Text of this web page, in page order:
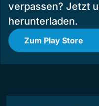
verpassen? Jetzt
herunterladen.
Zum Play Store